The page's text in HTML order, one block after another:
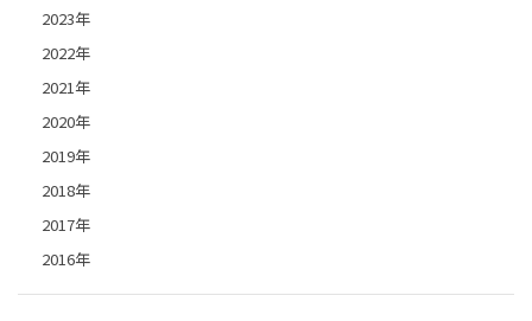
2023年
2022年
2021年
2020年
2019年
2018年
2017年
2016年